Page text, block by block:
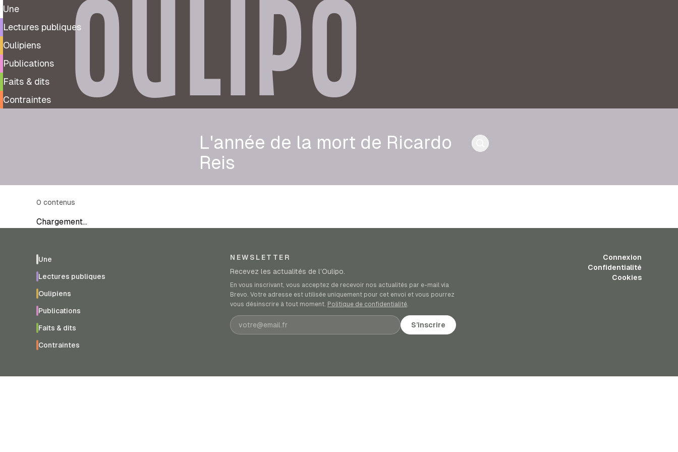
Une
Lectures publiques
Oulipiens
Publications
Faits & dits
Contraintes
OULIPO
L'année de la mort de Ricardo
Reis
0 contenus
Chargement…
Une
Lectures publiques
Oulipiens
Publications
Faits & dits
Contraintes
NEWSLETTER
Recevez les actualités de l’Oulipo.
En vous inscrivant, vous acceptez de recevoir nos actualités par e-mail via
Brevo. Votre adresse est utilisée uniquement pour cet envoi et vous pourrez
vous désinscrire à tout moment. Politique de confidentialité.
Adresse e-mail S’inscrire
Connexion
Confidentialité
Cookies